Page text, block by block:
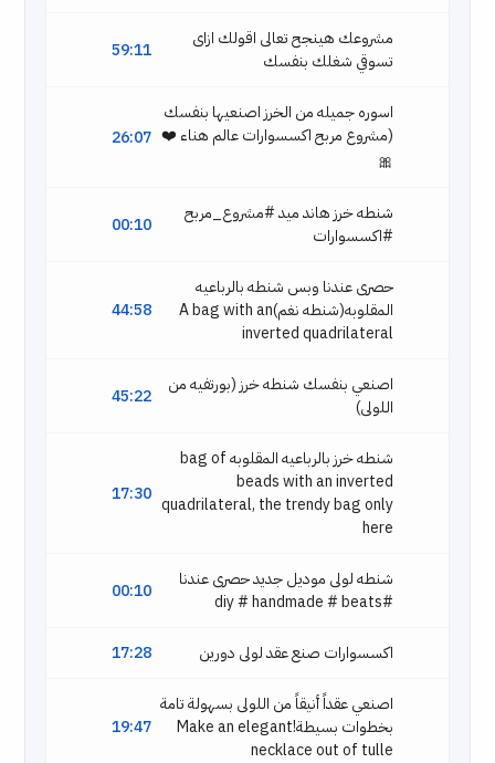
59:11
مشروعك هينجح تعالى اقولك ازاى
تسوقي شغلك بنفسك
26:07
اسوره جميله من الخرز اصنعيها بنفسك
(مشروع مربح اكسسوارات عالم هناء ❤️
🎀
00:10
شنطه خرز هاند ميد #مشروع_مربح
#اكسسوارات
44:58
حصرى عندنا وبس شنطه بالرباعيه
المقلوبه(شنطه نغم)A bag with an
inverted quadrilateral
45:22
اصنعي بنفسك شنطه خرز (بورتفيه من
اللولى)
17:30
شنطه خرز بالرباعيه المقلوبه bag of
beads with an inverted
quadrilateral, the trendy bag only
here
00:10
شنطه لولى موديل جديد حصرى عندنا
#diy # handmade # beats
17:28 اكسسوارات صنع عقد لولى دورين
19:47
اصنعي عقداً أنيقاً من اللولى بسهولة تامة
بخطوات بسيطة!Make an elegant
necklace out of tulle